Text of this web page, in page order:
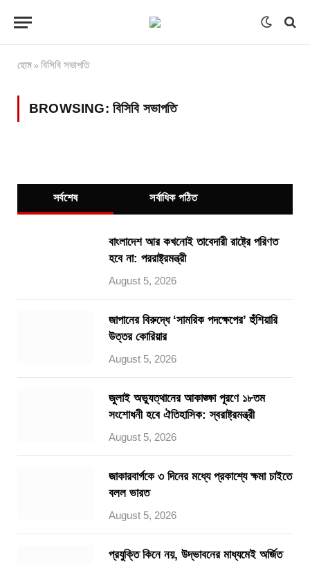
হোম » বিসিবি সভাপতি
BROWSING: বিসিবি সভাপতি
সর্বশেষ সর্বাধিক পঠিত
বাংলাদেশ আর কখনোই তাবেদারী রাষ্ট্রে পরিণত
হবে না: পররাষ্ট্রমন্ত্রী
August 5, 2026
জাপানের বিরুদ্ধে ‘সামরিক পদক্ষেপের’ হুঁশিয়ারি
উত্তর কোরিয়ার
August 5, 2026
জুলাই অভ্যুত্থানের আকাঙ্ক্ষা পূরণে ১৮তম
সংশোধনী হবে ঐতিহাসিক: স্বরাষ্ট্রমন্ত্রী
August 5, 2026
জাকারবার্গকে ৩ দিনের মধ্যে প্রকাশ্যে ক্ষমা চাইতে
বলল ভারত
August 5, 2026
প্রযুক্তি কিনে নয়, উদ্ভাবনের মাধ্যমেই অর্জিত